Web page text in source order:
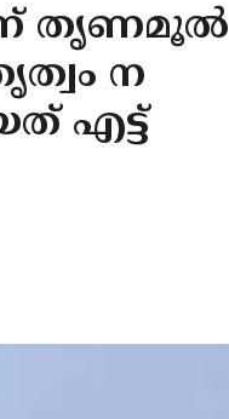
തൃണമൂല്‍
ന
എട്ട്